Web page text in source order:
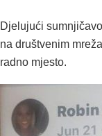
Djelujući
na društvenim
radno mjesto.